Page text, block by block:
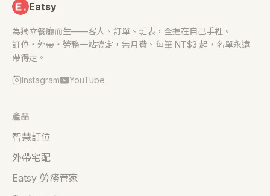
Eatsy
為獨立餐廳而生——客人、訂單、班表，全握在自己手裡。
訂位・外帶・勞務一站搞定，無月費、每筆 NT$3 起，名單永遠
帶得走。
Instagram YouTube
產品
智慧訂位
外帶宅配
Eatsy 勞務管家